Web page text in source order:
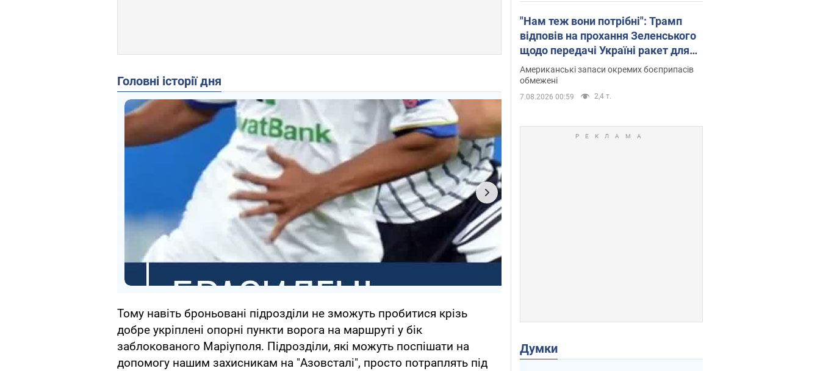
Головні історії дня
Тому навіть броньовані підрозділи не зможуть пробитися крізь
добре укріплені опорні пункти ворога на маршруті у бік
заблокованого Маріуполя. Підрозділи, які можуть поспішати на
допомогу нашим захисникам на "Азовсталі", просто потраплять під
"Нам теж вони потрібні": Трамп
відповів на прохання Зеленського
щодо передачі Україні ракет для
Patriot
Американські запаси окремих боєприпасів
обмежені
7.08.2026 00:59 2,4 т.
Думки